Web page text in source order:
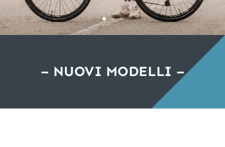
– NUOVI MODELLI –